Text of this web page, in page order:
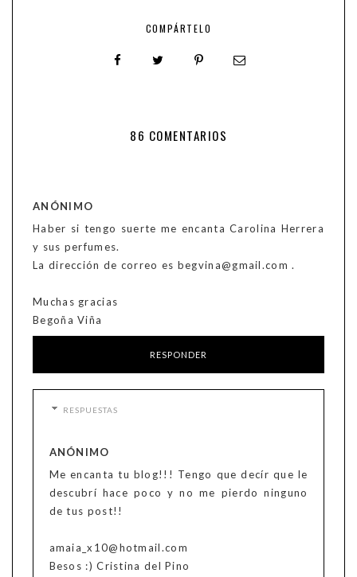
COMPÁRTELO
86 COMENTARIOS
ANÓNIMO
Haber si tengo suerte me encanta Carolina Herrera
y sus perfumes.
La dirección de correo es begvina@gmail.com .
Muchas gracias
Begoña Viña
RESPONDER
RESPUESTAS
ANÓNIMO
Me encanta tu blog!!! Tengo que decír que le
descubrí hace poco y no me pierdo ninguno
de tus post!!
amaia_x10@hotmail.com
Besos :) Cristina del Pino